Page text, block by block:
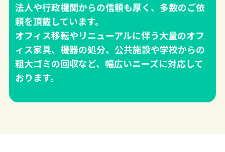
法人や行政機関からの信頼も厚く、多数のご依
頼を頂戴しています。
オフィス移転やリニューアルに伴う大量のオフ
ィス家具、機器の処分、公共施設や学校からの
粗大ゴミの回収など、幅広いニーズに対応して
おります。